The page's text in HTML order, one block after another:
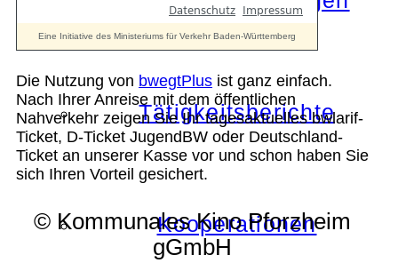
Tätigkeitsberichte
Kooperationen
Die Nutzung von bwegtPlus ist ganz einfach.
Nach Ihrer Anreise mit dem öffentlichen
Nahverkehr zeigen Sie Ihr tagesaktuelles bwlarif-
Ticket, D-Ticket JugendBW oder Deutschland-
Ticket an unserer Kasse vor und schon haben Sie
sich Ihren Vorteil gesichert.
© Kommunales Kino Pforzheim
gGmbH